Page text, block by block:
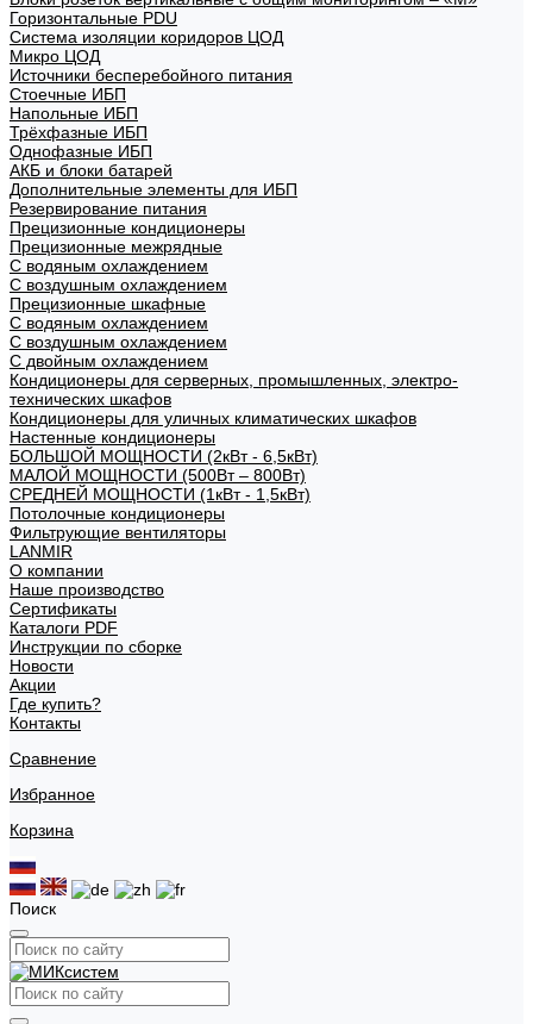
Горизонтальные PDU
Система изоляции коридоров ЦОД
Микро ЦОД
Источники бесперебойного питания
Стоечные ИБП
Напольные ИБП
Трёхфазные ИБП
Однофазные ИБП
АКБ и блоки батарей
Дополнительные элементы для ИБП
Резервирование питания
Прецизионные кондиционеры
Прецизионные межрядные
С водяным охлаждением
С воздушным охлаждением
Прецизионные шкафные
С водяным охлаждением
С воздушным охлаждением
С двойным охлаждением
Кондиционеры для серверных, промышленных, электро-
технических шкафов
Кондиционеры для уличных климатических шкафов
Настенные кондиционеры
БОЛЬШОЙ МОЩНОСТИ (2кВт - 6,5кВт)
МАЛОЙ МОЩНОСТИ (500Вт – 800Вт)
СРЕДНЕЙ МОЩНОСТИ (1кВт - 1,5кВт)
Потолочные кондиционеры
Фильтрующие вентиляторы
LANMIR
О компании
Наше производство
Сертификаты
Каталоги PDF
Инструкции по сборке
Новости
Акции
Где купить?
Контакты
Сравнение
Избранное
Корзина
Поиск